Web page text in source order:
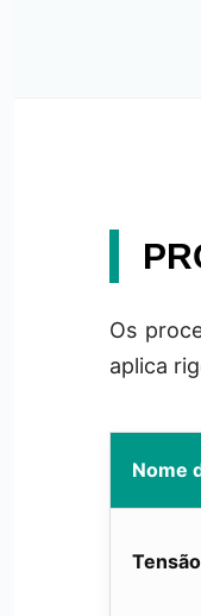
Os
aplica
Nome